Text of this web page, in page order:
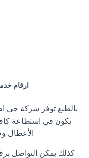
ارقام
بالطبع توفر شركة جي
يكون في استطاعة
الأعطال
كذلك يمكن التواصل